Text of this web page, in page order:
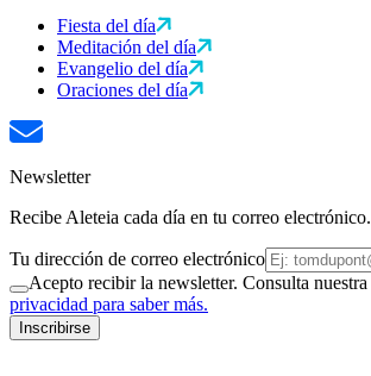
Fiesta del día
Meditación del día
Evangelio del día
Oraciones del día
Newsletter
Recibe Aleteia cada día en tu correo electrónico.
Tu dirección de correo electrónico
Acepto recibir la newsletter. Consulta nuestra
privacidad para saber más.
Inscribirse